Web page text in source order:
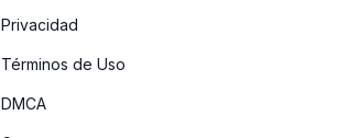
Privacidad
Términos de Uso
DMCA